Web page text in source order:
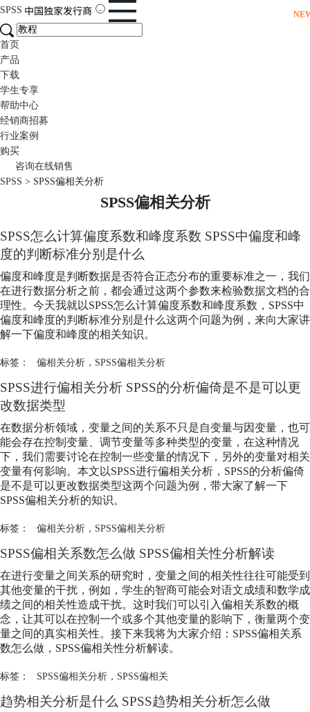
SPSS
首页
产品
下载
学生专享
帮助中心
经销商招募
行业案例
购买
咨询在线销售
SPSS > SPSS偏相关分析
SPSS偏相关分析
SPSS怎么计算偏度系数和峰度系数 SPSS中偏度和峰
度的判断标准分别是什么
偏度和峰度是判断数据是否符合正态分布的重要标准之一，我们
在进行数据分析之前，都会通过这两个参数来检验数据文档的合
理性。今天我就以SPSS怎么计算偏度系数和峰度系数，SPSS中
偏度和峰度的判断标准分别是什么这两个问题为例，来向大家讲
解一下偏度和峰度的相关知识。
标签： 偏相关分析， SPSS偏相关分析
SPSS进行偏相关分析 SPSS的分析偏倚是不是可以更
改数据类型
在数据分析领域，变量之间的关系不只是自变量与因变量，也可
能会存在控制变量、调节变量等多种类型的变量，在这种情况
下，我们需要讨论在控制一些变量的情况下，另外的变量对相关
变量有何影响。本文以SPSS进行偏相关分析，SPSS的分析偏倚
是不是可以更改数据类型这两个问题为例，带大家了解一下
SPSS偏相关分析的知识。
标签： 偏相关分析， SPSS偏相关分析
SPSS偏相关系数怎么做 SPSS偏相关性分析解读
在进行变量之间关系的研究时，变量之间的相关性往往可能受到
其他变量的干扰，例如，学生的智商可能会对语文成绩和数学成
绩之间的相关性造成干扰。这时我们可以引入偏相关系数的概
念，让其可以在控制一个或多个其他变量的影响下，衡量两个变
量之间的真实相关性。接下来我将为大家介绍：SPSS偏相关系
数怎么做，SPSS偏相关性分析解读。
标签： SPSS偏相关分析， SPSS偏相关
趋势相关分析是什么 SPSS趋势相关分析怎么做